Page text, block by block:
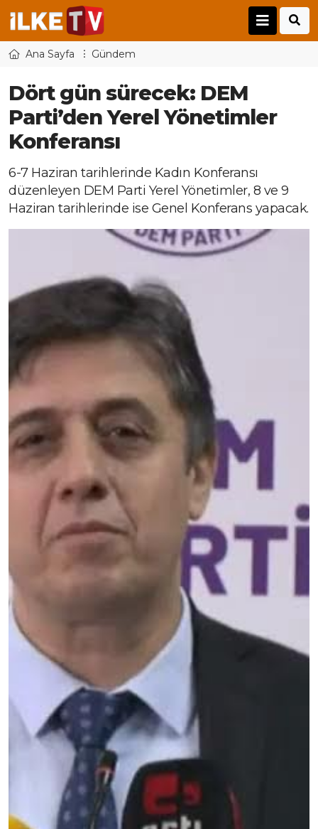
Ana Sayfa Gündem
Dört gün sürecek: DEM
Parti’den Yerel Yönetimler
Konferansı
6-7 Haziran tarihlerinde Kadın Konferansı
düzenleyen DEM Parti Yerel Yönetimler, 8 ve 9
Haziran tarihlerinde ise Genel Konferans yapacak.